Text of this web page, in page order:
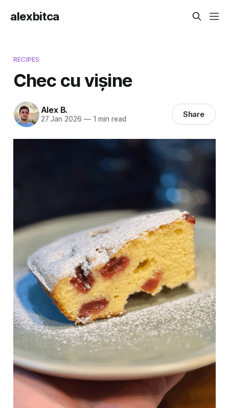
alexbitca
RECIPES
Chec cu vișine
Alex B.
27 Jan 2026 —1 min read Share